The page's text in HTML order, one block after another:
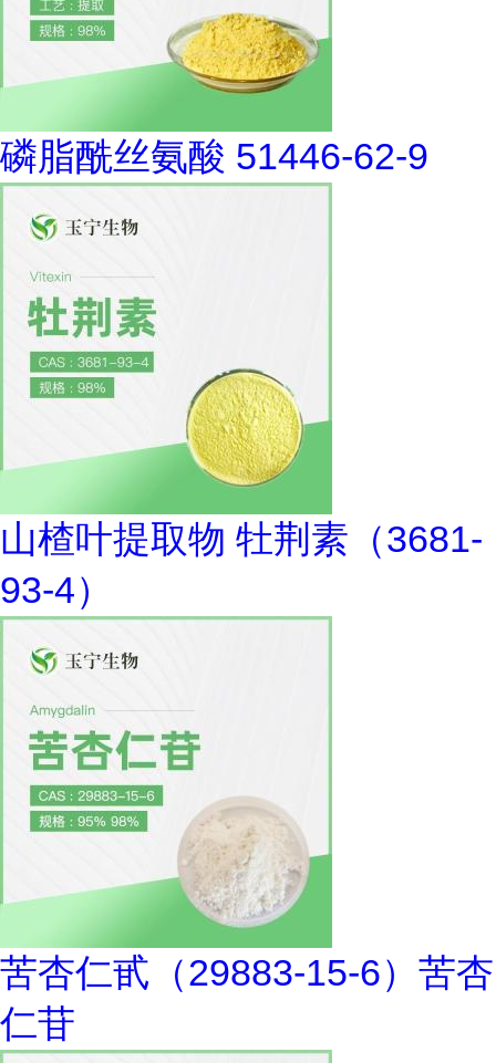
磷脂酰丝氨酸 51446-62-9
山楂叶提取物 牡荆素（3681-
93-4）
苦杏仁甙（29883-15-6）苦杏
仁苷